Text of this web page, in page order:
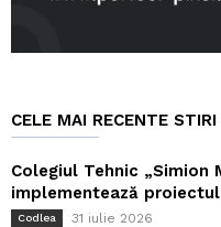
CELE MAI RECENTE
Colegiul Tehnic „Simion
implementează
Codlea 31 iulie 2026